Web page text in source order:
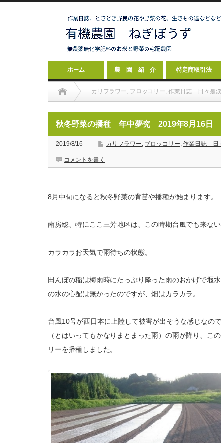
ホーム 農 園 紹 介 特定商取引法
カリフラワー, ブロッコリー, 作業日誌 日々是
秋冬野菜の播種 年中夢究 2019年8月16日
2019/8/16 カリフラワー, ブロッコリー, 作業日誌 日
コメントを書く
8月中旬になると秋冬野菜の育苗や播種が始まります。
南房総、特にここ三芳地区は、この時期台風でも来な
カラカラお天気で雨待ちの状態。
田んぼの稲は梅雨時にたっぷり降った雨のおかげで堰
の水の心配は無かったのですが、畑はカラカラ。
台風10号が西日本に上陸して被害が出そうな感じなの
（とはいってもかなりまとまった雨）の雨が降り、こ
リーを播種しました。